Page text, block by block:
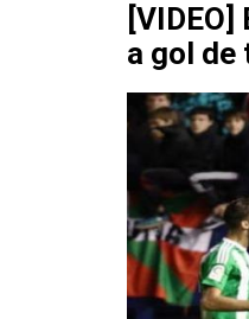
a gol de